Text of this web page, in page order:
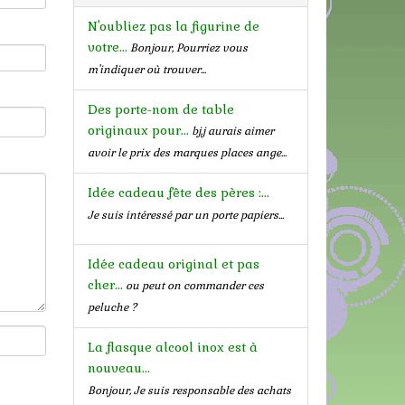
N'oubliez pas la figurine de
votre... Bonjour, Pourriez vous
m'indiquer où trouver...
Des porte-nom de table
originaux pour... bj,j aurais aimer
avoir le prix des marques places ange...
Idée cadeau fête des pères :...
Je suis intéressé par un porte papiers...
Idée cadeau original et pas
cher... ou peut on commander ces
peluche ?
La flasque alcool inox est à
nouveau...
Bonjour, Je suis responsable des achats